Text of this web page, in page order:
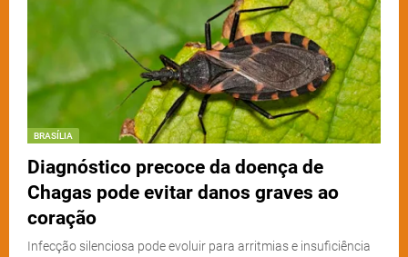
BRASÍLIA
Diagnóstico precoce da doença de
Chagas pode evitar danos graves ao
coração
Infecção silenciosa pode evoluir para arritmias e insuficiência